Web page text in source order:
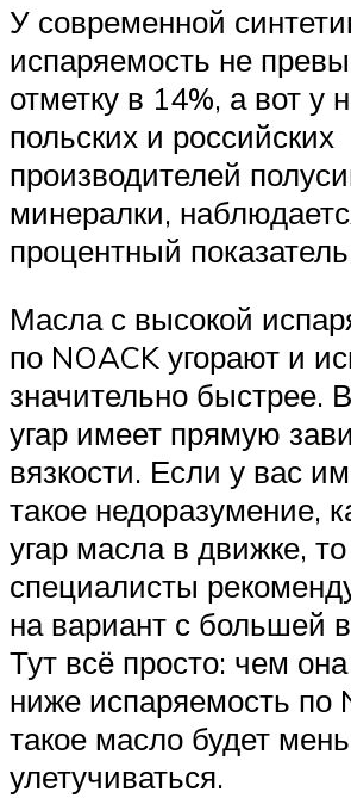
У современной
испаряемость не
отметку в 14%, а вот у
польских и российских
производителей
минералки,
процентный
Масла с высокой
по NOACK угорают и
значительно быстрее.
угар имеет прямую
вязкости. Если у вас
такое недоразумение,
угар масла в движке, то
специалисты
на вариант с большей
Тут всё просто: чем
ниже испаряемость по
такое масло будет
улетучиваться.